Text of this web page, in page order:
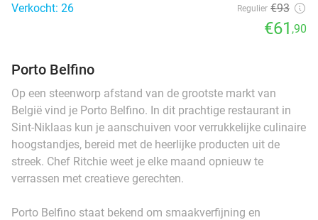
Verkocht: 26
Regulier €93
€61 ,90
Porto Belfino
Op een steenworp afstand van de grootste markt van
België vind je Porto Belfino. In dit prachtige restaurant in
Sint-Niklaas kun je aanschuiven voor verrukkelijke culinaire
hoogstandjes, bereid met de heerlijke producten uit de
streek. Chef Ritchie weet je elke maand opnieuw te
verrassen met creatieve gerechten.
Porto Belfino staat bekend om smaakverfijning en